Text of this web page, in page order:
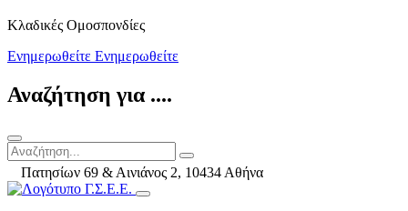
Kλαδικές Ομοσπονδίες
Ενημερωθείτε Ενημερωθείτε
Αναζήτηση για ....
Πατησίων 69 & Αινιάνος 2, 10434 Αθήνα